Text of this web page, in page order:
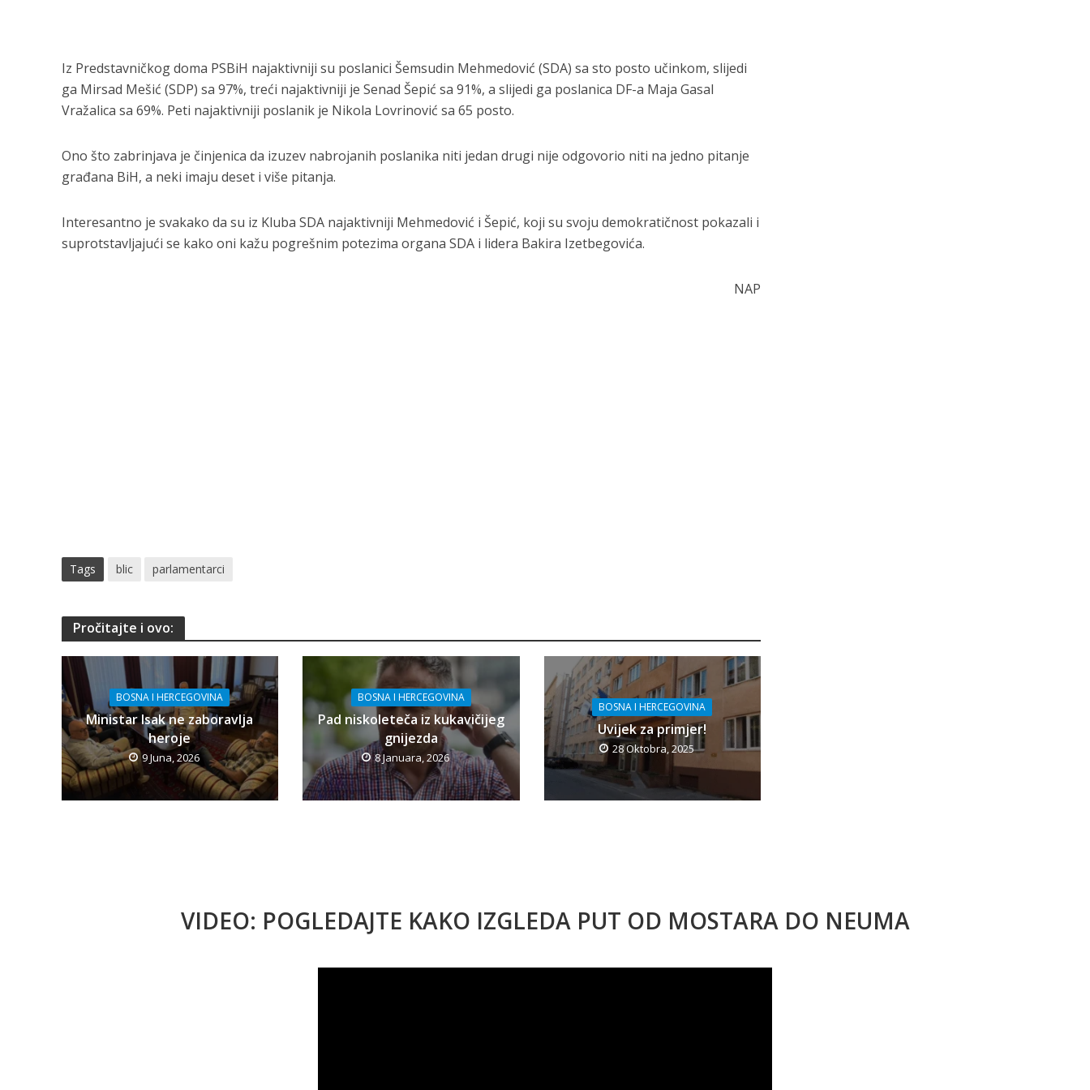
Iz Predstavničkog doma PSBiH najaktivniji su poslanici Šemsudin Mehmedović (SDA) sa sto posto učinkom, slijedi
ga Mirsad Mešić (SDP) sa 97%, treći najaktivniji je Senad Šepić sa 91%, a slijedi ga poslanica DF-a Maja Gasal
Vražalica sa 69%. Peti najaktivniji poslanik je Nikola Lovrinović sa 65 posto.
Ono što zabrinjava je činjenica da izuzev nabrojanih poslanika niti jedan drugi nije odgovorio niti na jedno pitanje
građana BiH, a neki imaju deset i više pitanja.
Interesantno je svakako da su iz Kluba SDA najaktivniji Mehmedović i Šepić, koji su svoju demokratičnost pokazali i
suprotstavljajući se kako oni kažu pogrešnim potezima organa SDA i lidera Bakira Izetbegovića.
NAP
Tags blic parlamentarci
Pročitajte i ovo:
BOSNA I HERCEGOVINA
Ministar Isak ne zaboravlja
heroje
9 Juna, 2026
BOSNA I HERCEGOVINA
Pad niskoleteča iz kukavičijeg
gnijezda
8 Januara, 2026
BOSNA I HERCEGOVINA
Uvijek za primjer!
28 Oktobra, 2025
VIDEO: POGLEDAJTE KAKO IZGLEDA PUT OD MOSTARA DO NEUMA